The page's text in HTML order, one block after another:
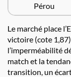
Pérou
Le marché place
victoire (cote
l’imperméabilité
match et la
transition, un